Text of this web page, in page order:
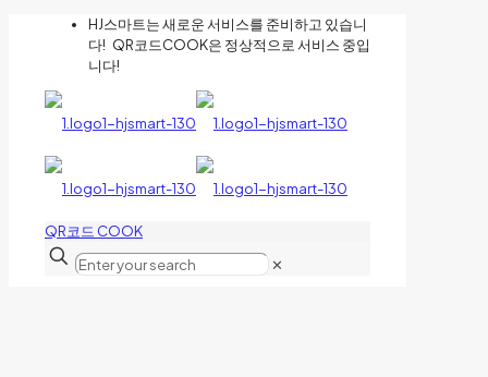
HJ스마트는 새로운 서비스를 준비하고 있습니
다! QR코드COOK은 정상적으로 서비스 중입
니다!
QR코드 COOK
✕